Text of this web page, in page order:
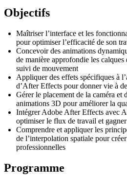
Objectifs
Maîtriser l’interface et les
pour optimiser l’efficacité de son
Concevoir des animations
de manière approfondie les calques
suivi de mouvement
Appliquer des effets spécifiques à
d’After Effects pour donner vie à
Gérer le placement de la caméra et
animations 3D pour améliorer la
Intégrer Adobe After Effects avec
optimiser le flux de travail et
Comprendre et appliquer les
de l’interpolation spatiale pour
professionnelles
Programme